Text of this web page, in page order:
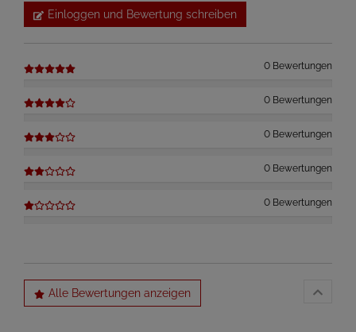
Einloggen und Bewertung schreiben
0 Bewertungen
0 Bewertungen
0 Bewertungen
0 Bewertungen
0 Bewertungen
Alle Bewertungen anzeigen